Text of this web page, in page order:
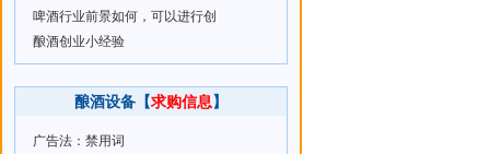
啤酒行业前景如何，可以进行创
酿酒创业小经验
酿酒设备【求购信息】
广告法：禁用词